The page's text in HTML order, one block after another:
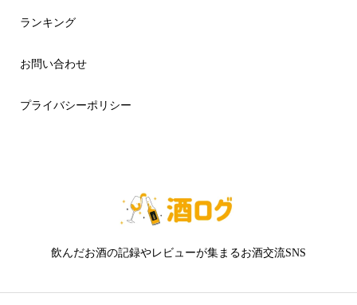
ランキング
お問い合わせ
プライバシーポリシー
飲んだお酒の記録やレビューが集まるお酒交流SNS